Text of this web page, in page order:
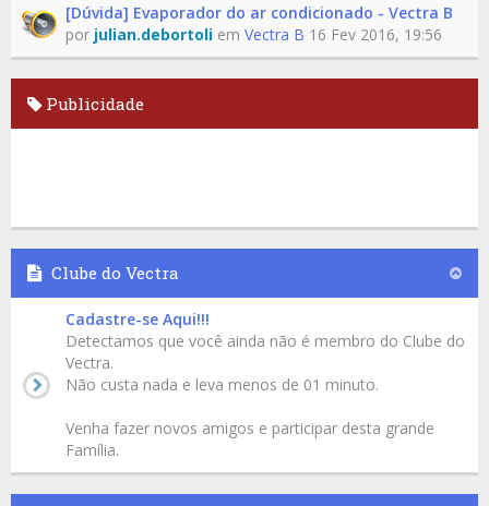
[Dúvida] Evaporador do ar condicionado - Vectra B
por julian.debortoli em Vectra B 16 Fev 2016, 19:56
Publicidade
Clube do Vectra
Cadastre-se Aqui!!!
Detectamos que você ainda não é membro do Clube do
Vectra.
Não custa nada e leva menos de 01 minuto.
Venha fazer novos amigos e participar desta grande
Família.